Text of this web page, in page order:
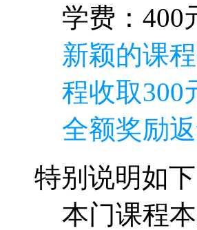
学费：400
新颖的课
程收取300
全额奖励
特别说明如下
本门课程